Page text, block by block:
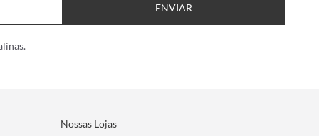
ENVIAR
Nossas Lojas